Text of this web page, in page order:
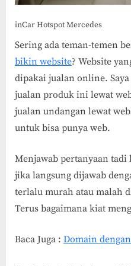
inCar Hotspot Mercedes
Sering ada teman-temen
bikin website? Website
dipakai jualan online.
jualan produk ini lewat
jualan undangan lewat
untuk bisa punya web.
Menjawab pertanyaan tadi
jika langsung dijawab
terlalu murah atau malah
Terus bagaimana kiat
Baca Juga : Domain